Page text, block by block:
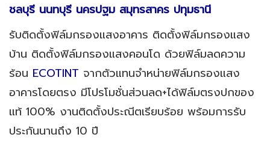
ชลบุรี นนทบุรี นครปฐม สมุทรสาคร ปทุมธานี
รับติดตั้งฟิล์มกรองแสงอาคาร ติดตั้งฟิล์มกรองแสง
บ้าน ติดตั้งฟิล์มกรองแสงคอนโด ด้วยฟิล์มลดความ
ร้อน ECOTINT จากตัวแทนจำหน่ายฟิล์มกรองแสง
อาคารโดยตรง มีโปรโมชั่นส่วนลด+ได้ฟิล์มตรงปกของ
แท้ 100% งานติดตั้งประณีตเรียบร้อย พร้อมการรับ
ประกันนานถึง 10 ปี